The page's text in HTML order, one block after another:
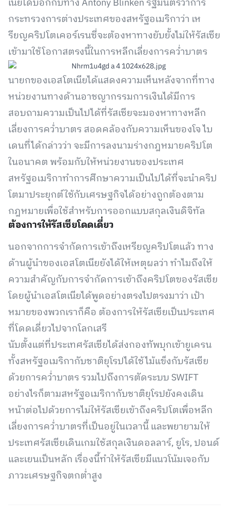
เนียได้บอกกับทาง Antony Blinken รัฐมนตรีว่าการ
กระทรวงการต่างประเทศของสหรัฐอเมริกาว่า เห
รียญคริปโตเคอร์เรนซี่จะต้องหาทางยับยั้งไม่ให้รัสเซีย
เข้ามาใช้โอกาสตรงนี้ในการหลีกเลี่ยงการคว่ำบาตร
นายกของเอสโตเนียได้แสดงความเห็นหลังจากที่ทาง
หน่วยงานทางด้านอาชญากรรมการเงินได้มีการ
สอบถามความเป็นไปได้ที่รัสเซียจะมองหาทางหลีก
เลี่ยงการคว่ำบาตร สอดคล้องกับความเห็นของโจ ไบ
เดนที่ได้กล่าวว่า จะมีการลงนามร่างกฎหมายคริปโต
ในอนาคต พร้อมกับให้หน่วยงานของประเทศ
สหรัฐอเมริกาทำการศึกษาความเป็นไปได้ที่จะนำคริป
โตมาประยุกต์ใช้กับเศรษฐกิจได้อย่างถูกต้องตาม
กฎหมายเพื่อใช้สำหรับการออกแบบสกุลเงินดิจิทัล
ต้องการให้รัสเซียโดดเดี่ยว
นอกจากการจำกัดการเข้าถึงเหรียญคริปโตแล้ว ทาง
ด้านผู้นำของเอสโตเนียยังได้ให้เหตุผลว่า ทำไมถึงให้
ความสำคัญกับการจำกัดการเข้าถึงคริปโตของรัสเซีย
โดยผู้นำเอสโตเนียได้พูดอย่างตรงไปตรงมาว่า เป้า
หมายของพวกเราก็คือ ต้องการให้รัสเซียเป็นประเทศ
ที่โดดเดี่ยวไปจากโลกเสรี
นับตั้งแต่ที่ประเทศรัสเซียได้ส่งกองทัพบุกเข้ายูเครน
ทั้งสหรัฐอเมริกากับชาติยุโรปได้ใช้ไม้แข็งกับรัสเซีย
ด้วยการคว่ำบาตร รวมไปถึงการตัดระบบ SWIFT
อย่างไรก็ตามสหรัฐอเมริกากับชาติยุโรปยังคงเดิน
หน้าต่อไปด้วยการไม่ให้รัสเซียเข้าถึงคริปโตเพื่อหลีก
เลี่ยงการคว่ำบาตรที่เป็นอยู่ในเวลานี้ และพยายามให้
ประเทศรัสเซียเดินเกมใช้สกุลเงินดอลลาร์, ยูโร, ปอนด์
และเยนเป็นหลัก เรื่องนี้ทำให้รัสเซียมีแนวโน้มเจอกับ
ภาวะเศรษฐกิจตกต่ำสูง